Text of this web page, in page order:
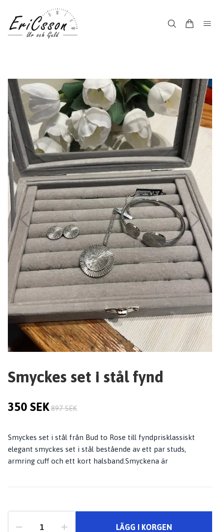
Smyckes set i stål fynd
350 SEK 897 SEK
Smyckes set i stål från Bud to Rose till fyndprisklassiskt
elegant smyckes set i stål bestående av ett par studs,
armring cuff och ett kort halsband.Smyckena är
LÄGG I KORGEN